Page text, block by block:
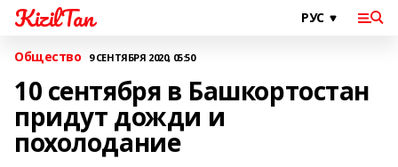
KizilTan
Общество 9 СЕНТЯБРЯ 2020, 05:50
10 сентября в Башкортостан
придут дожди и
похолодание